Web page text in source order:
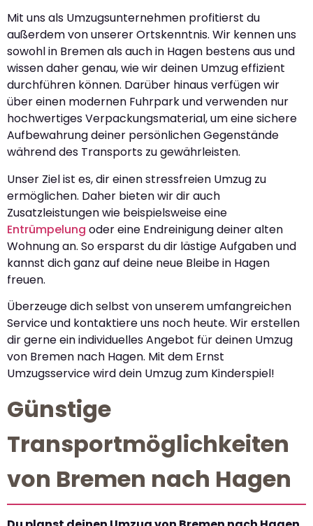
Mit uns als Umzugsunternehmen profitierst du
außerdem von unserer Ortskenntnis. Wir kennen uns
sowohl in Bremen als auch in Hagen bestens aus und
wissen daher genau, wie wir deinen Umzug effizient
durchführen können. Darüber hinaus verfügen wir
über einen modernen Fuhrpark und verwenden nur
hochwertiges Verpackungsmaterial, um eine sichere
Aufbewahrung deiner persönlichen Gegenstände
während des Transports zu gewährleisten.
Unser Ziel ist es, dir einen stressfreien Umzug zu
ermöglichen. Daher bieten wir dir auch
Zusatzleistungen wie beispielsweise eine
Entrümpelung oder eine Endreinigung deiner alten
Wohnung an. So ersparst du dir lästige Aufgaben und
kannst dich ganz auf deine neue Bleibe in Hagen
freuen.
Überzeuge dich selbst von unserem umfangreichen
Service und kontaktiere uns noch heute. Wir erstellen
dir gerne ein individuelles Angebot für deinen Umzug
von Bremen nach Hagen. Mit dem Ernst
Umzugsservice wird dein Umzug zum Kinderspiel!
Günstige
Transportmöglichkeiten
von Bremen nach Hagen